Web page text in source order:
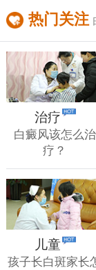
热门关注
治疗
白癜风该怎么治
疗？
儿童
孩子长白斑家长